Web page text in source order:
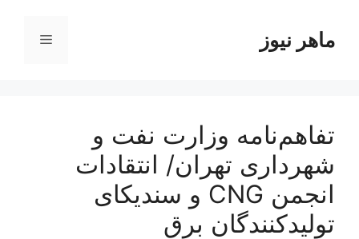
محتواماهر نیوز فهرست
تفاهم‌نامه وزارت نفت و
شهرداری تهران/ انتقادات
انجمن CNG و سندیکای
تولیدکنندگان برق